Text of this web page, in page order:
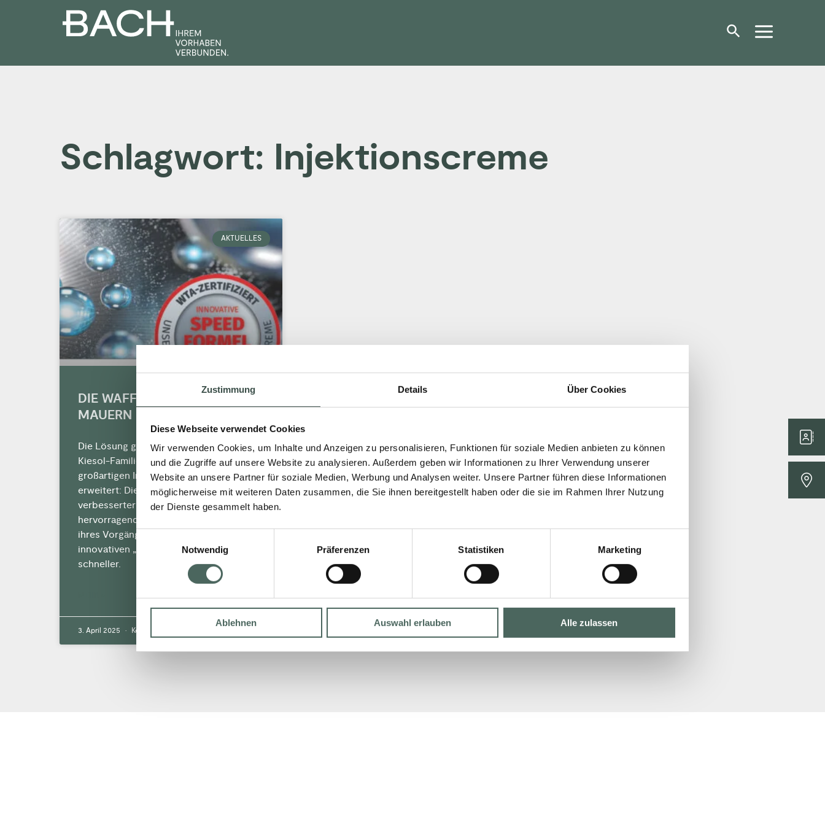
Zustimmung Details Über Cookies
Diese Webseite verwendet Cookies
Wir verwenden Cookies, um Inhalte und Anzeigen zu personalisieren, Funktionen für soziale Medien anbieten zu können
und die Zugriffe auf unsere Website zu analysieren. Außerdem geben wir Informationen zu Ihrer Verwendung unserer
Website an unsere Partner für soziale Medien, Werbung und Analysen weiter. Unsere Partner führen diese Informationen
möglicherweise mit weiteren Daten zusammen, die Sie ihnen bereitgestellt haben oder die sie im Rahmen Ihrer Nutzung
der Dienste gesammelt haben.
Einwilligungsauswahl
Notwendig
Präferenzen Statistiken Marketing
Ablehnen Auswahl erlauben Alle zulassen
Schlagwort: Injektionscreme
AKTUELLES
DIE WAFFE GEGEN FEUCHTE
MAUERN
Die Lösung gegen Mauerfeuchtigkeit. Die
Kiesol-Familie wurde mit einer
großartigen Innovation Kiesol C plus
erweitert: Die ergiebige Silancreme mit
verbesserter Rezeptur punktet mit den
hervorragenden Produkteigenschaften
ihres Vorgängers, wirkt jedoch Dank ihrer
innovativen „Speed Formel“ deutlich
schneller.
3. April 2025 Keine Kommentare